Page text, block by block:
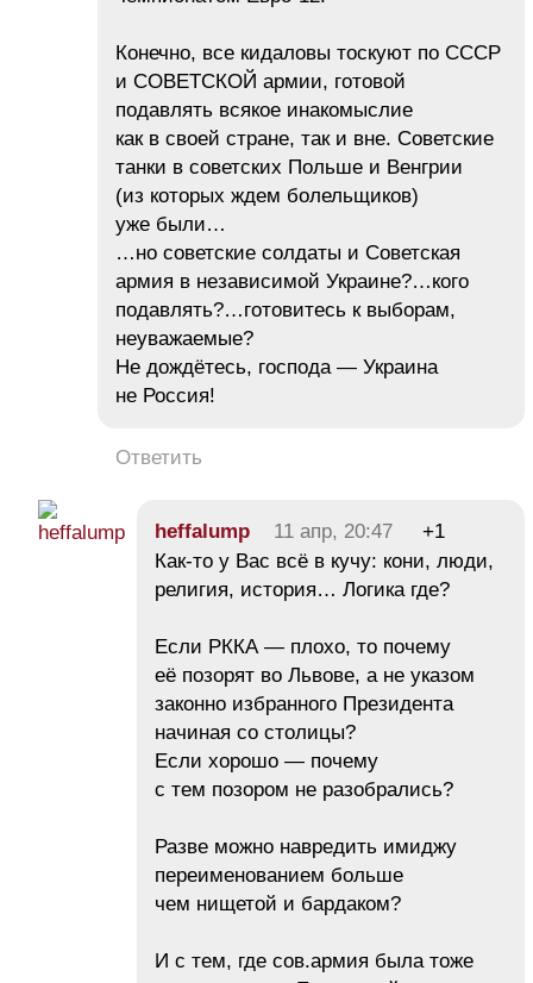
Конечно, все кидаловы тоскуют по СССР
и СОВЕТСКОЙ армии, готовой
подавлять всякое инакомыслие
как в своей стране, так и вне. Советские
танки в советских Польше и Венгрии
(из которых ждем болельщиков)
уже были…
…но советские солдаты и Советская
армия в независимой Украине?…кого
подавлять?…готовитесь к выборам,
неуважаемые?
Не дождётесь, господа — Украина
не Россия!
Ответить
heffalump 11 апр, 20:47
+1
Как-то у Вас всё в кучу: кони, люди,
религия, история… Логика где?
Если РККА — плохо, то почему
её позорят во Львове, а не указом
законно избранного Президента
начиная со столицы?
Если хорошо — почему
с тем позором не разобрались?
Разве можно навредить имиджу
переименованием больше
чем нищетой и бардаком?
И с тем, где сов.армия была тоже